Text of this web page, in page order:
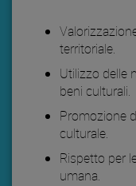
territoriale.
Utilizzo delle
beni culturali.
Promozione
culturale.
Rispetto per
umana.